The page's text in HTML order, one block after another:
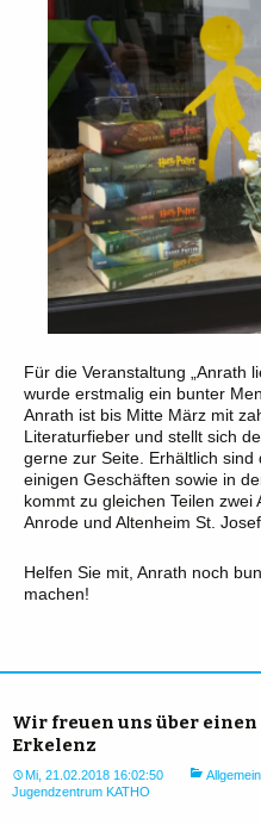
Für die Veranstaltung „Anrath
wurde erstmalig ein bunter
Anrath ist bis Mitte März mit
Literaturfieber und stellt sich
gerne zur Seite. Erhältlich
einigen Geschäften sowie in
kommt zu gleichen Teilen
Anrode und Altenheim St.
Helfen Sie mit, Anrath noch
machen!
Wir freuen uns über
Erkelenz
Mi, 21.02.2018 16:02:50 Allgemein
Jugendzentrum KATHO